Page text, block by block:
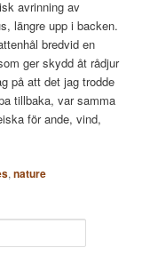
avrinning av
längre upp i backen.
bredvid en
ger skydd åt rådjur
på att det jag trodde
tillbaka, var samma
för ande, vind,
,nature